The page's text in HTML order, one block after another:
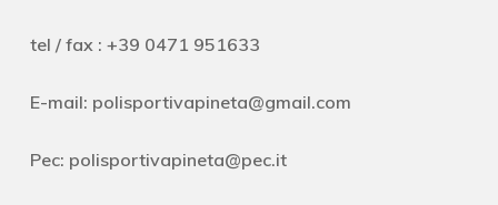
tel / fax : +39 0471 951633
E-mail: polisportivapineta@gmail.com
Pec: polisportivapineta@pec.it